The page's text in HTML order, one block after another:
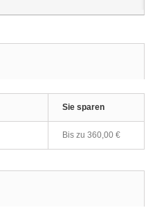
Sie sparen
Bis zu 360,00 €